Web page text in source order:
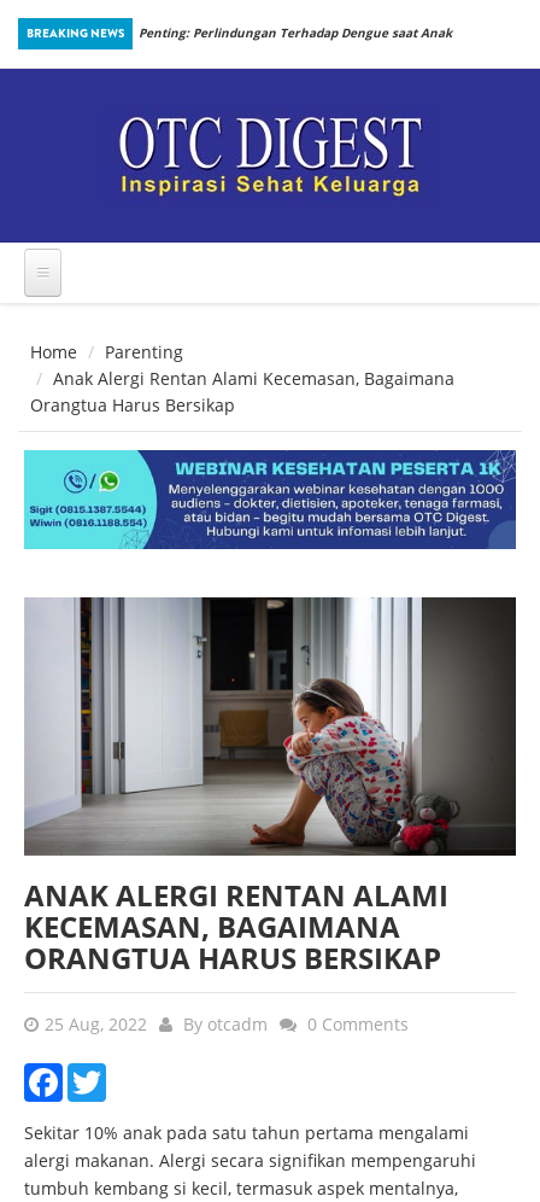
Skip to main content
BREAKING NEWS
Prosedur
Penting: Perlindungan Terhadap Dengue saat Anak
Home
Parenting
Anak Alergi Rentan Alami Kecemasan, Bagaimana
Orangtua Harus Bersikap
ANAK ALERGI RENTAN ALAMI
KECEMASAN, BAGAIMANA
ORANGTUA HARUS BERSIKAP
25 Aug, 2022 By otcadm 0 Comments
Facebook
Sekitar 10% anak pada satu tahun pertama mengalami
alergi makanan. Alergi secara signifikan mempengaruhi
tumbuh kembang si kecil, termasuk aspek mentalnya,